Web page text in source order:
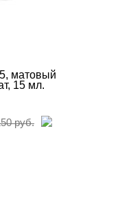
матовый
15 мл.
руб.